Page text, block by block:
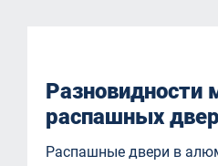
Разновидности
распашных
Распашные двери в